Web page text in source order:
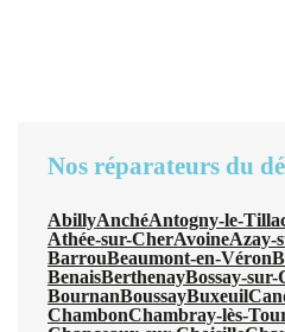
Nos réparateurs du
AbillyAnchéAntogny-le-
Athée-sur-CherAvoineAzay-
BarrouBeaumont-en-Véron
BenaisBerthenayBossay-sur-
BournanBoussayBuxeuil
ChambonChambray-lès-